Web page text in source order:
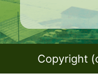
Copyright